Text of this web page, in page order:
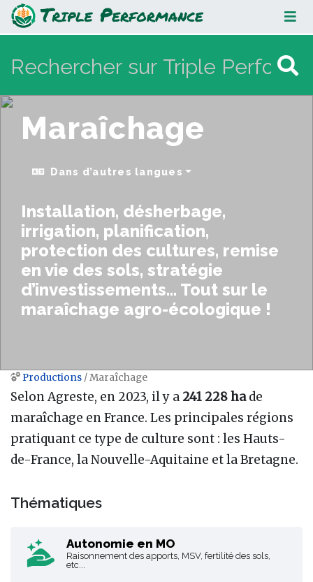
Maraîchage
Maraîchage
Dans d’autres langues
Installation, désherbage,
irrigation, planification,
protection des cultures, remise
en vie des sols, stratégie
d’investissements... Tout sur le
maraîchage agro-écologique !
Aller à :navigation,rechercher
Productions / Maraîchage
Selon Agreste, en 2023, il y a 241 228 hade
maraîchage en France. Les principales régions
pratiquant ce type de culture sont : les Hauts-
de-France, la Nouvelle-Aquitaine et la Bretagne.
Thématiques
Autonomie en MO
Raisonnement des apports, MSV, fertilité des sols,
etc...